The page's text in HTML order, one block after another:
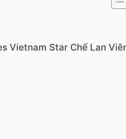
Vietnam Star Chế Lan